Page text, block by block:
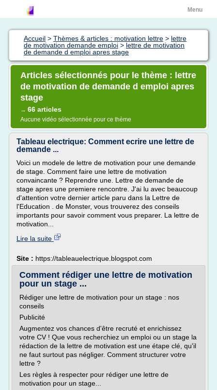
Menu
Accueil > Thèmes & articles : motivation lettre > lettre
de motivation demande emploi > lettre de motivation
de demande d emploi apres stage
Articles sélectionnés pour le thème : lettre
de motivation de demande d emploi apres
stage
→ 66 articles
Aucune vidéo sélectionnée pour ce thème
Tableau electrique: Comment ecrire une lettre de
demande ...
Voici un modele de lettre de motivation pour une demande
de stage. Comment faire une lettre de motivation
convaincante ? Reprendre une. Lettre de demande de
stage apres une premiere rencontre. J'ai lu avec beaucoup
d'attention votre dernier article paru dans la Lettre de
l'Education . de Monster, vous trouverez des conseils
importants pour savoir comment vous preparer. La lettre de
motivation...
Lire la suite
Site : https://tableauelectrique.blogspot.com
Comment rédiger une lettre de motivation
pour un stage ...
Rédiger une lettre de motivation pour un stage : nos
conseils
Publicité
Augmentez vos chances d'être recruté et enrichissez
votre CV ! Que vous recherchiez un emploi ou un stage la
rédaction de la lettre de motivation est une étape clé, qu'il
ne faut surtout pas négliger. Comment structurer votre
lettre ?
Les règles à respecter pour rédiger une lettre de
motivation pour un stage...